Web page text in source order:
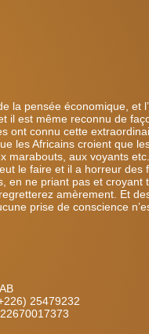
la pensée économique,
il est même reconnu de
ont connu cette
les Africains croient que
marabouts, aux voyants
le faire et il a horreur des
en ne priant pas et croyant
amèrement. Et
prise de conscience
25479232